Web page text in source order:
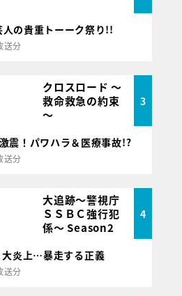
人の貴重トーーク祭り!!
送分
クロスロード ～
救命救急の約束
～
3
震！パワハラ＆医療事故!?
送分
大追跡～警視庁
ＳＳＢＣ強行犯
係～ Season2
4
炎上…暴走する正義
送分